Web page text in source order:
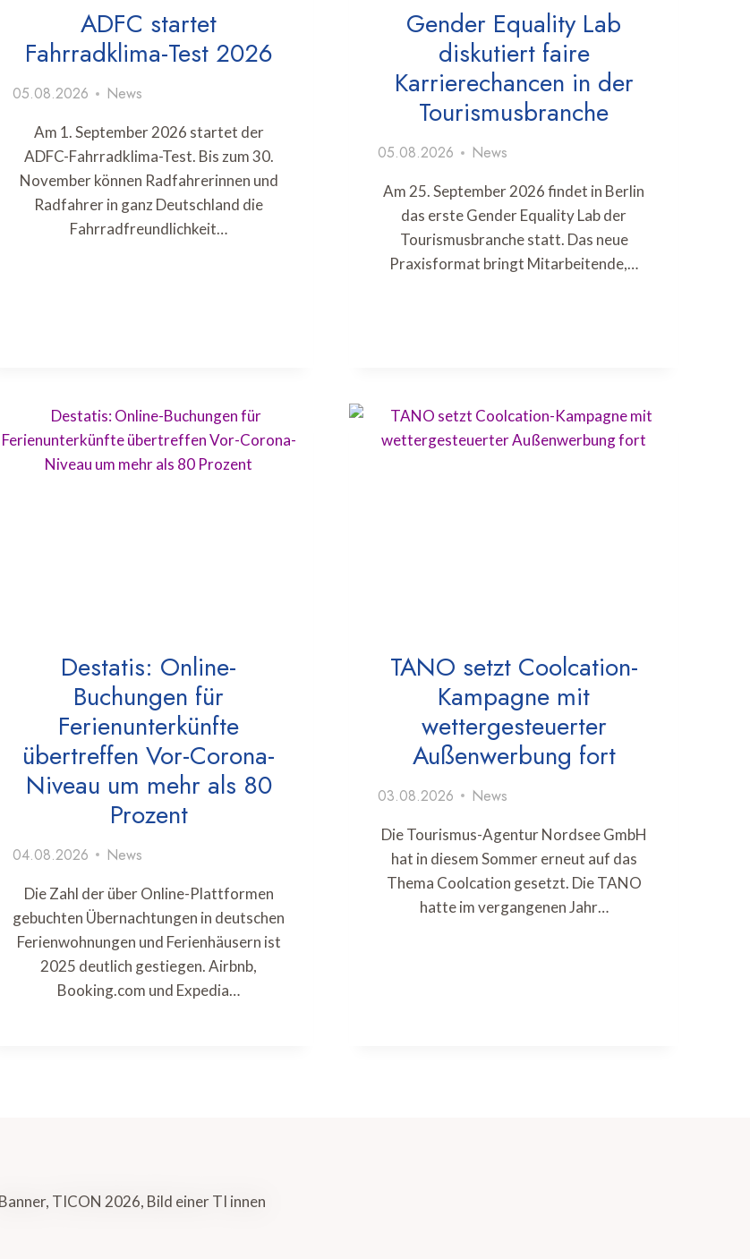
ADFC startet
Fahrradklima-Test 2026
05.08.2026 News
Am 1. September 2026 startet der
ADFC-Fahrradklima-Test. Bis zum 30.
November können Radfahrerinnen und
Radfahrer in ganz Deutschland die
Fahrradfreundlichkeit…
Gender Equality Lab
diskutiert faire
Karrierechancen in der
Tourismusbranche
05.08.2026 News
Am 25. September 2026 findet in Berlin
das erste Gender Equality Lab der
Tourismusbranche statt. Das neue
Praxisformat bringt Mitarbeitende,…
Destatis: Online-
Buchungen für
Ferienunterkünfte
übertreffen Vor-Corona-
Niveau um mehr als 80
Prozent
04.08.2026 News
Die Zahl der über Online-Plattformen
gebuchten Übernachtungen in deutschen
Ferienwohnungen und Ferienhäusern ist
2025 deutlich gestiegen. Airbnb,
Booking.com und Expedia…
TANO setzt Coolcation-
Kampagne mit
wettergesteuerter
Außenwerbung fort
03.08.2026 News
Die Tourismus-Agentur Nordsee GmbH
hat in diesem Sommer erneut auf das
Thema Coolcation gesetzt. Die TANO
hatte im vergangenen Jahr…